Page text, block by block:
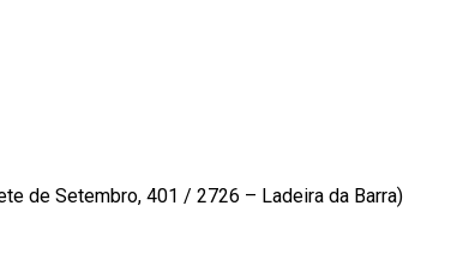
de Setembro, 401 / 2726 – Ladeira da Barra)